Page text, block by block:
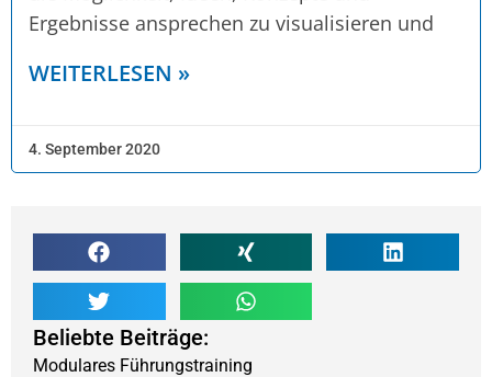
Ergebnisse ansprechen zu visualisieren und
WEITERLESEN »
4. September 2020
Beliebte Beiträge:
Modulares Führungstraining